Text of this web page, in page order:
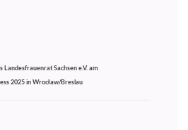
Landesfrauenrat Sachsen e.V. am
2025 in Wrocław/Breslau